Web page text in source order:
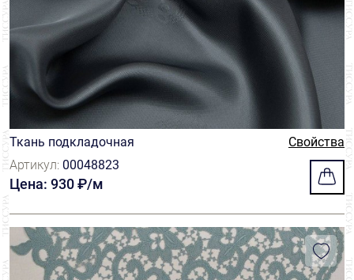
Ткань подкладочная
Свойства
Артикул: 00048823
Цена: 930 ₽/м